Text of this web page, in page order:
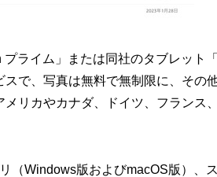
ライム」または同社のタブレット
で、写真は無料で無制限に、その
リカやカナダ、ドイツ、フランス
（Windows版およびmacOS版）、